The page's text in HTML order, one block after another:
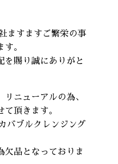
ますますご繁栄の事
す。
を賜り誠にありがと
リニューアルの為、
て頂きます。
バブルクレンジング
欠品となっておりま